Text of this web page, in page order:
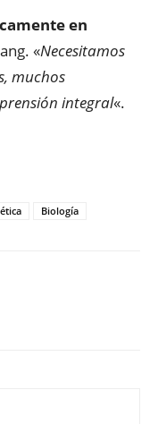
en
«Necesitamos
muchos
integral«.
Biología